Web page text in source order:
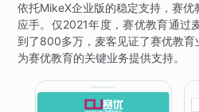
依托MikeX企业版的稳定支持，赛
应手。仅2021年度，赛优教育通过
到了800多万，麦客见证了赛优教
为赛优教育的关键业务提供支持。